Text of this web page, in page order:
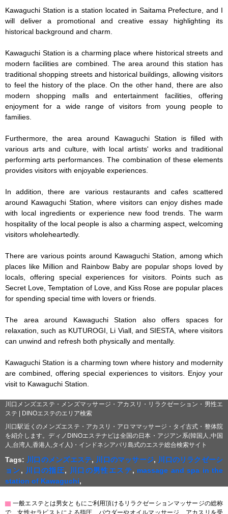
Kawaguchi Station is a station located in Saitama Prefecture, and I
will deliver a promotional and creative essay highlighting its
historical background and charm.
Kawaguchi Station is a charming place where historical streets and
modern facilities are combined. The area around this station has
traditional shopping streets and historical buildings, allowing visitors
to feel the history of the place. On the other hand, there are also
modern shopping malls and entertainment facilities, offering
enjoyment for a wide range of visitors from young people to
families.
Furthermore, the area around Kawaguchi Station is filled with
various arts and culture, with local artists' works and traditional
performing arts performances. The combination of these elements
provides visitors with enjoyable experiences.
In addition, there are various restaurants and cafes scattered
around Kawaguchi Station, where visitors can enjoy dishes made
with local ingredients or experience new food trends. The warm
hospitality of the local people is also a charming aspect, welcoming
visitors wholeheartedly.
There are various points around Kawaguchi Station, among which
places like Million and Rainbow Baby are popular shops loved by
locals, offering special experiences for visitors. Points such as
Secret Love, Temptation of Love, and Kiss Rose are popular places
for spending special time with lovers or friends.
The area around Kawaguchi Station also offers spaces for
relaxation, such as KUTUROGI, Li Viall, and SIESTA, where visitors
can unwind and refresh both physically and mentally.
Kawaguchi Station is a charming town where history and modernity
are combined, offering special experiences to visitors. Enjoy your
visit to Kawaguchi Station.
川口メンズエステ・メンズマッサージ・アカスリ・リラクゼーション・男性エ
ステ | DINOエステのエリア検索
川口駅近くのメンズエステ・アカスリ・アロママッサージ・タイ古式・整体院
を紹介します。ディノDINOエステナビは全国の日本・アジアン系(韓国人,中国
人,台湾人,香港人,タイ人)・インドネシアバリ島式のエステ総合検索サイト
Tags: 川口のメンズエステ, 川口のマッサージ, 川口のリラクゼーシ
ョン, 川口の指圧, 川口の男性エステ, massage and spa in the
station of Kawaguchi,
▇ 一般エステとは男女ともにご利用頂けるリラクゼーションマッサージの総称